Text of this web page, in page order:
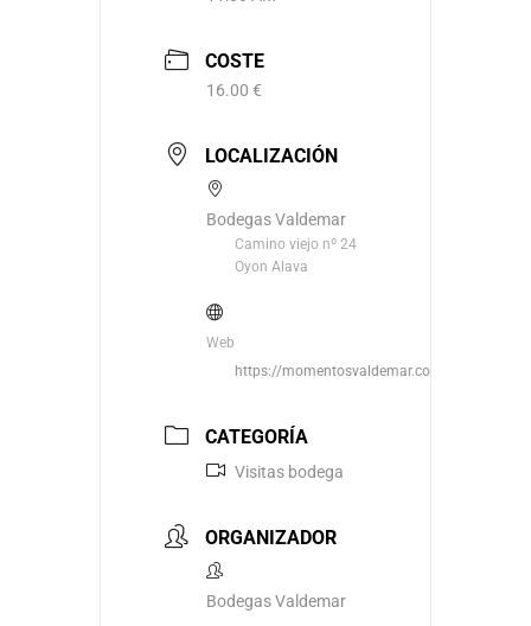
COSTE
16.00 €
LOCALIZACIÓN
Bodegas Valdemar
Camino viejo nº 24
Oyon Alava
Web
https://momentosvaldemar.com/
CATEGORÍA
Visitas bodega
ORGANIZADOR
Bodegas Valdemar